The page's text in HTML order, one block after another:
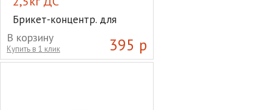
Брикет-концентр. для
яичных пород птицы 2,5кг
ДС
395 р
В корзину
Купить в 1 клик